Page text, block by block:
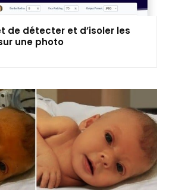
de détecter et d’isoler les
une photo